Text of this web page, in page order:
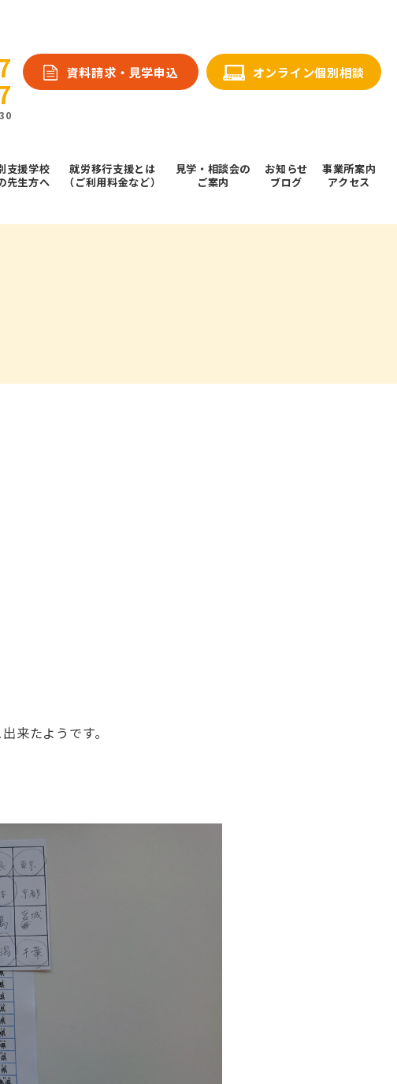
資料請求・⾒学申込 オンライン個別相談
支援学校
先生方へ
就労移行支援とは
（ご利用料金など）
⾒学・相談会の
ご案内
お知らせ
ブログ
事業所案内
アクセス
来たようです。